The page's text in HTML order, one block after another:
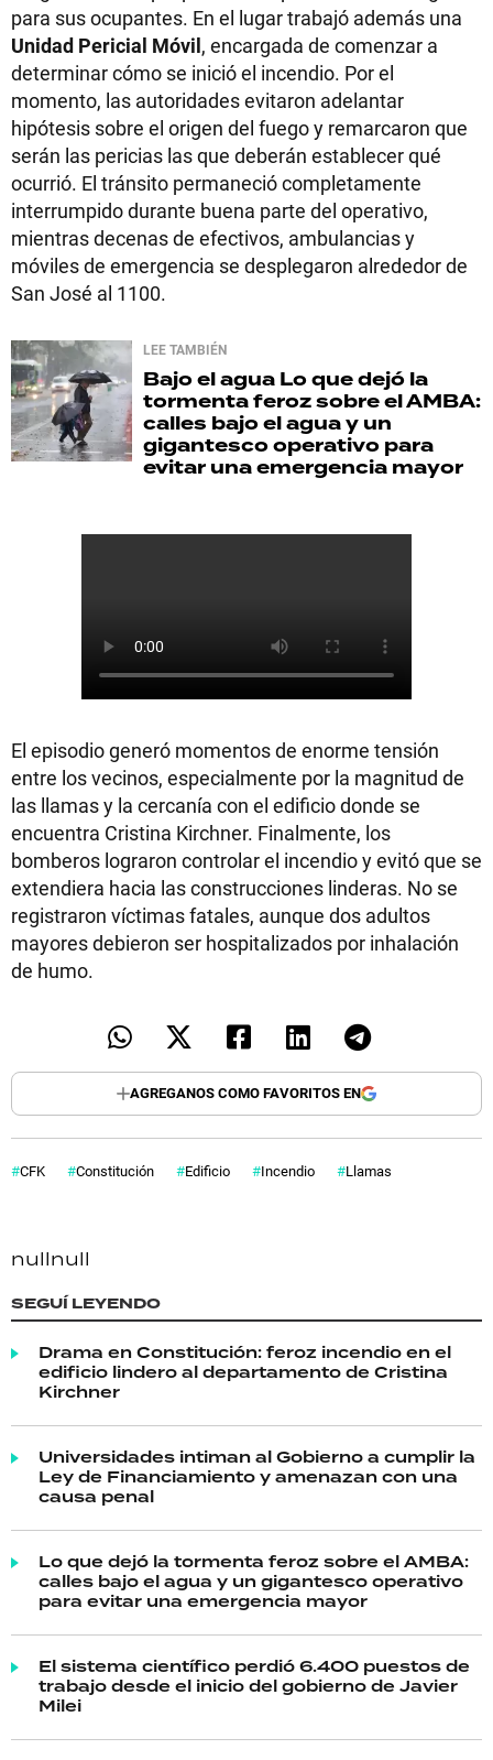
para sus ocupantes. En el lugar trabajó además una
Unidad Pericial Móvil, encargada de comenzar a
determinar cómo se inició el incendio. Por el
momento, las autoridades evitaron adelantar
hipótesis sobre el origen del fuego y remarcaron que
serán las pericias las que deberán establecer qué
ocurrió. El tránsito permaneció completamente
interrumpido durante buena parte del operativo,
mientras decenas de efectivos, ambulancias y
móviles de emergencia se desplegaron alrededor de
San José al 1100.
LEE TAMBIÉN
Bajo el agua Lo que dejó la
tormenta feroz sobre el AMBA:
calles bajo el agua y un
gigantesco operativo para
evitar una emergencia mayor
El episodio generó momentos de enorme tensión
entre los vecinos, especialmente por la magnitud de
las llamas y la cercanía con el edificio donde se
encuentra Cristina Kirchner. Finalmente, los
bomberos lograron controlar el incendio y evitó que se
extendiera hacia las construcciones linderas. No se
registraron víctimas fatales, aunque dos adultos
mayores debieron ser hospitalizados por inhalación
de humo.
AGREGANOS COMO FAVORITOS EN
CFK Constitución Edificio Incendio Llamas
nullnull
SEGUÍ LEYENDO
Drama en Constitución: feroz incendio en el
edificio lindero al departamento de Cristina
Kirchner
Universidades intiman al Gobierno a cumplir la
Ley de Financiamiento y amenazan con una
causa penal
Lo que dejó la tormenta feroz sobre el AMBA:
calles bajo el agua y un gigantesco operativo
para evitar una emergencia mayor
El sistema científico perdió 6.400 puestos de
trabajo desde el inicio del gobierno de Javier
Milei